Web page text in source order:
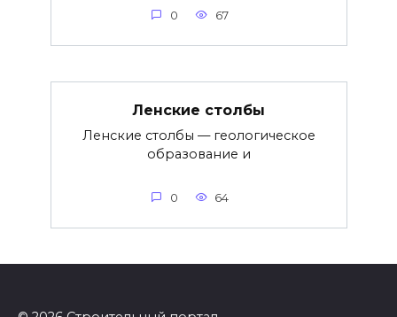
0 67
Ленские столбы
Ленские столбы — геологическое
образование и
0 64